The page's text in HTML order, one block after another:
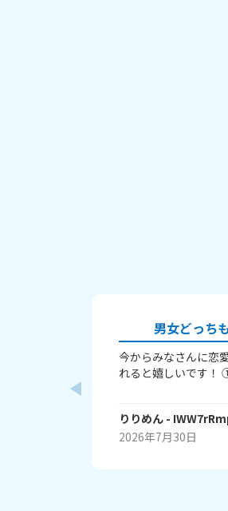
男女どっち
今からみなさんに恋
れると嬉しいです！ ①性別 ②好きな人はいる？ ③
しいです！ 最後まで見てくれてありがとう！ では
バイバイ！
りりめん -
2026年7月30日